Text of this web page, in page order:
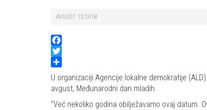
AVGUST 13 2018
Facebook
Twitter
Share
U organizaciji Agencije lokalne demokratije
avgust, Međunarodni dan mladih.
“Već nekoliko godina obilježavamo ovaj datum.